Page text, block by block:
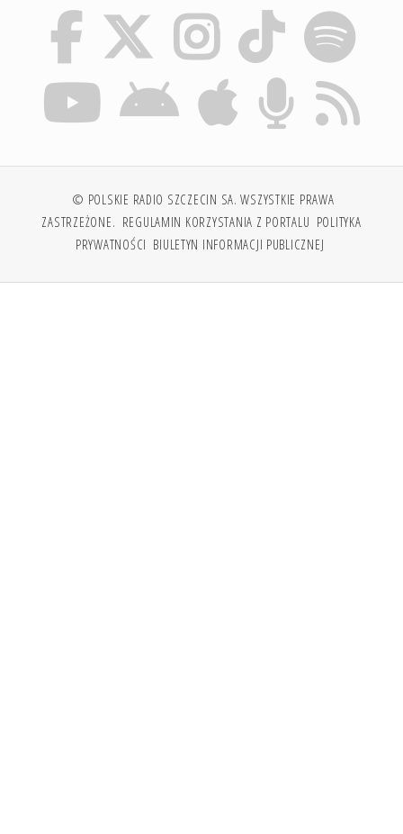
© POLSKIE RADIO SZCZECIN SA. WSZYSTKIE PRAWA
ZASTRZEŻONE. REGULAMIN KORZYSTANIA Z PORTALU POLITYKA
PRYWATNOŚCI BIULETYN INFORMACJI PUBLICZNEJ